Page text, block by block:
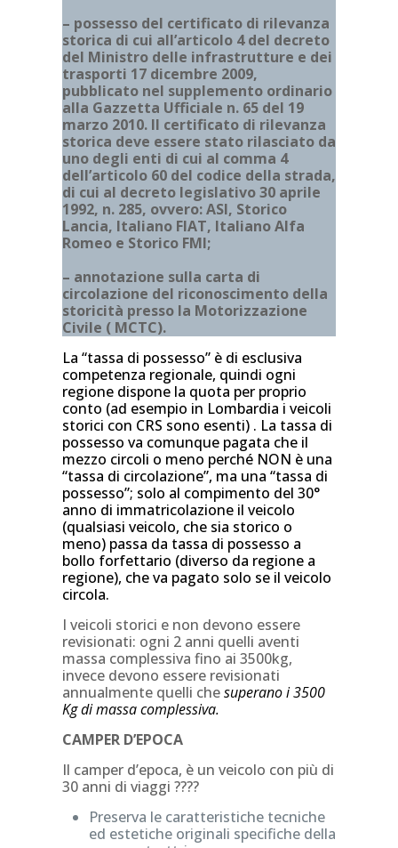
– possesso del certificato di rilevanza
storica di cui all’articolo 4 del decreto
del Ministro delle infrastrutture e dei
trasporti 17 dicembre 2009,
pubblicato nel supplemento ordinario
alla Gazzetta Ufficiale n. 65 del 19
marzo 2010. Il certificato di rilevanza
storica deve essere stato rilasciato da
uno degli enti di cui al comma 4
dell’articolo 60 del codice della strada,
di cui al decreto legislativo 30 aprile
1992, n. 285, ovvero: ASI, Storico
Lancia, Italiano FIAT, Italiano Alfa
Romeo e Storico FMI;
– annotazione sulla carta di
circolazione del riconoscimento della
storicità presso la Motorizzazione
Civile ( MCTC).
La “tassa di possesso” è di esclusiva
competenza regionale, quindi ogni
regione dispone la quota per proprio
conto (ad esempio in Lombardia i veicoli
storici con CRS sono esenti) . La tassa di
possesso va comunque pagata che il
mezzo circoli o meno perché NON è una
“tassa di circolazione”, ma una “tassa di
possesso”; solo al compimento del 30°
anno di immatricolazione il veicolo
(qualsiasi veicolo, che sia storico o
meno) passa da tassa di possesso a
bollo forfettario (diverso da regione a
regione), che va pagato solo se il veicolo
circola.
I veicoli storici e non devono essere
revisionati: ogni 2 anni quelli aventi
massa complessiva fino ai 3500kg,
invece devono essere revisionati
annualmente quelli chesuperano i 3500
Kg di massa complessiva.
CAMPER D’EPOCA
Il camper d’epoca, è un veicolo con più di
30 anni di viaggi ????
Preserva le caratteristiche tecniche
ed estetiche originali specifiche della